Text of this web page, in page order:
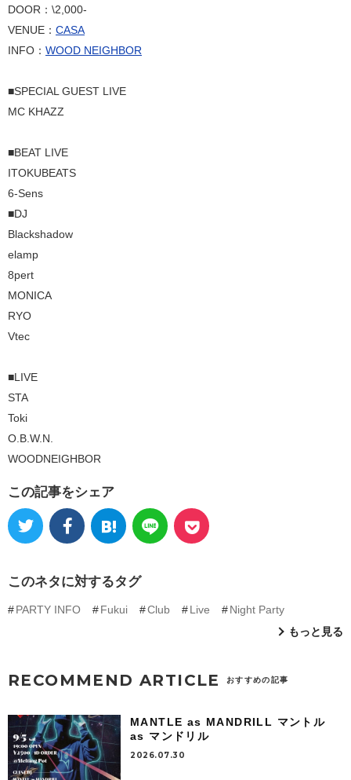
DOOR：\2,000-
VENUE： CASA
INFO： WOOD NEIGHBOR
■SPECIAL GUEST LIVE
MC KHAZZ
■BEAT LIVE
ITOKUBEATS
6-Sens
■DJ
Blackshadow
elamp
8pert
MONICA
RYO
Vtec
■LIVE
STA
Toki
O.B.W.N.
WOODNEIGHBOR
この記事をシェア
このネタに対するタグ
PARTY INFO Fukui Club Live
Night Party
もっと見る
RECOMMEND ARTICLE おすすめの記事
MANTLE as MANDRILL マントル
as マンドリル
2026.07.30